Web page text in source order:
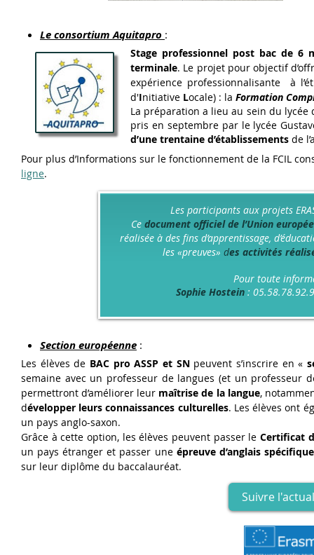
Le consortium Aquitapro :
Stage professionnel post bac de 6
terminale. Le projet pour objectif
expérience professionnalisante à
d'Initiative Locale) : la Formation
La préparation a lieu au sein du lycée
pris en septembre par le lycée
d’une trentaine d’établissements de
Pour plus d’Informations sur le fonctionnement de la FCIL
ligne.
Les participants aux projets
Ce document officiel de l’Union
réalisée à des fins d’apprentissage,
les «preuves» des activités
Pour toute
Sophie Hostein :
Section européenne :
Les élèves de BAC pro ASSP et SNpeuvent s’inscrire en «
semaine avec un professeur de langues (et un professeur
permettront d’améliorer leur maîtrise de la langue,
développer leurs connaissances culturelles. Les élèves ont
un pays anglo-saxon.
Grâce à cette option, les élèves peuvent passer le Certificat
un pays étranger et passer une épreuve d’anglais spécifique
sur leur diplôme du baccalauréat.
Suivre